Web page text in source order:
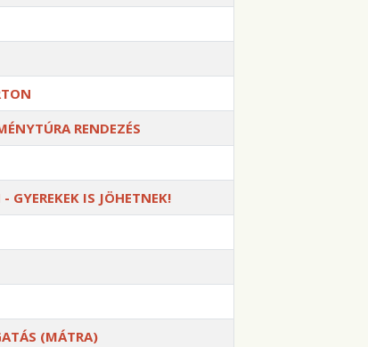
RENDEZÉS
IS JÖHETNEK!
(MÁTRA)